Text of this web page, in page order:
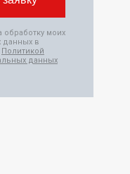
моих
данных в
Политикой
данных